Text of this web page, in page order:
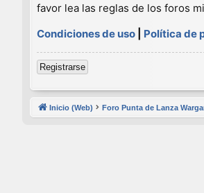
favor lea las reglas de los foros
Condiciones de uso
Política de
Registrarse
Inicio (Web) Foro Punta de Lanza